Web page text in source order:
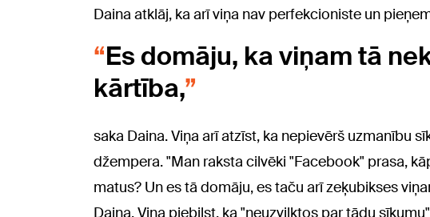
Daina atklāj, ka arī viņa nav perfekcioniste un
Es domāju, ka viņam tā
kārtība,
saka Daina. Viņa arī atzīst, ka nepievērš uzmanību
džempera. "Man raksta cilvēki "Facebook" prasa,
matus? Un es tā domāju, es taču arī zeķubikses
Daina. Viņa piebilst, ka "neuzvilktos par tādu